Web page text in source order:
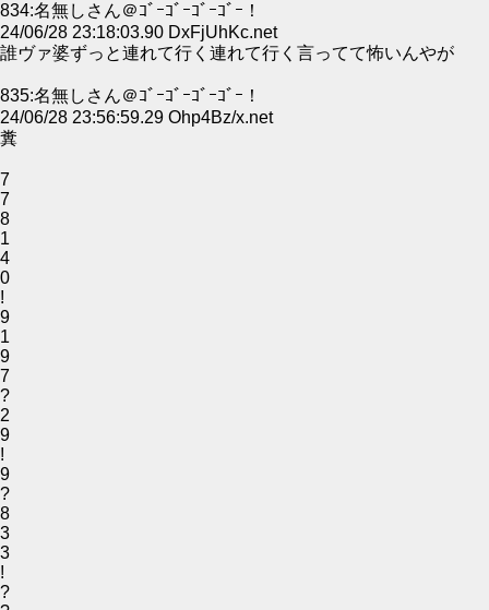
834:名無しさん＠ｺﾞｰｺﾞｰｺﾞｰｺﾞｰ！
24/06/28 23:18:03.90 DxFjUhKc.net
誰ヴァ婆ずっと連れて行く連れて行く言ってて怖いんやが
835:名無しさん＠ｺﾞｰｺﾞｰｺﾞｰｺﾞｰ！
24/06/28 23:56:59.29 Ohp4Bz/x.net
糞
7
7
8
1
4
0
!
9
1
9
7
?
2
9
!
9
?
8
3
3
!
?